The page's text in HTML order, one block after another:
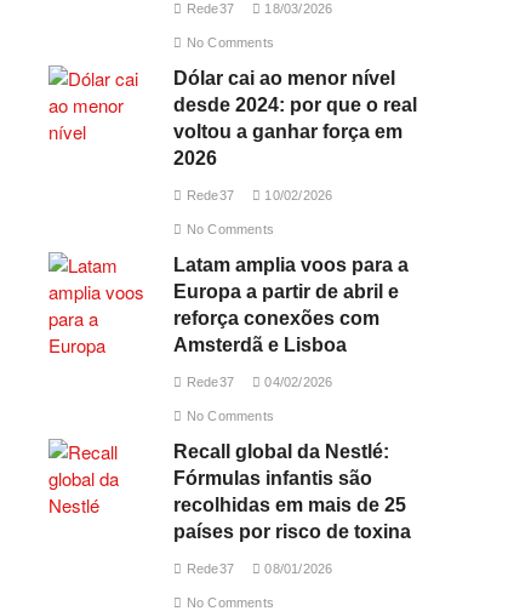
Rede37 18/03/2026
No Comments
Dólar cai ao menor nível
desde 2024: por que o real
voltou a ganhar força em
2026
Rede37 10/02/2026
No Comments
Latam amplia voos para a
Europa a partir de abril e
reforça conexões com
Amsterdã e Lisboa
Rede37 04/02/2026
No Comments
Recall global da Nestlé:
Fórmulas infantis são
recolhidas em mais de 25
países por risco de toxina
Rede37 08/01/2026
No Comments